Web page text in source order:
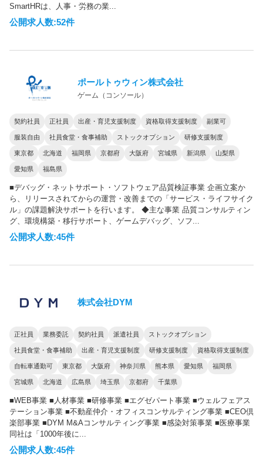
SmartHRは、人事・労務の業...
公開求人数:52件
ポールトゥウィン株式会社
ゲーム（コンソール）
契約社員 正社員 出産・育児支援制度 資格取得支援制度 副業可
服装自由 社員食堂・食事補助 ストックオプション 研修支援制度
東京都 北海道 福岡県 京都府 大阪府 宮城県 新潟県 山梨県
愛知県 福島県
■デバッグ・ネットサポート・ソフトウェア品質検証事業 企画立案か
ら、リリースされてからの運営・改善までの「サービス・ライフサイク
ル」の課題解決サポートを行います。 ◆主な事業 品質コンサルティン
グ、環境構築・移行サポート、ゲームデバッグ、ソフ...
公開求人数:45件
株式会社DYM
正社員 業務委託 契約社員 派遣社員 ストックオプション
社員食堂・食事補助 出産・育児支援制度 研修支援制度 資格取得支援制度
自転車通勤可 東京都 大阪府 神奈川県 熊本県 愛知県 福岡県
宮城県 北海道 広島県 埼玉県 京都府 千葉県
■WEB事業 ■人材事業 ■研修事業 ■エグゼパート事業 ■ウェルフェアス
テーション事業 ■不動産仲介・オフィスコンサルティング事業 ■CEO倶
楽部事業 ■DYM M&Aコンサルティング事業 ■感染対策事業 ■医療事業
同社は「1000年後に...
公開求人数:45件